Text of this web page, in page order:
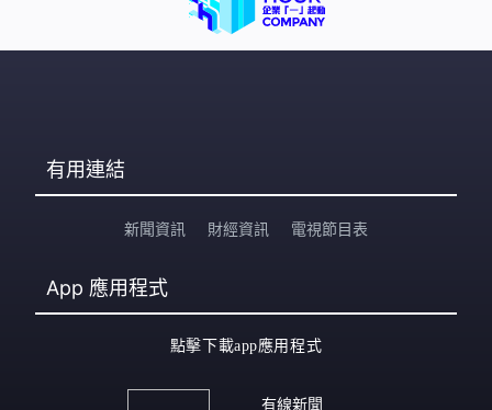
有用連結
新聞資訊 財經資訊 電視節目表
App 應用程式
點擊下載app應用程式
有線新聞